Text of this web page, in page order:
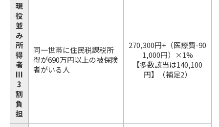
現
役
並
み
所
得
者
III
3
割
負
担
同一世帯に住民税課税所
得が690万円以上の被保険
者がいる人
270,300円+（医療費-90
1,000円）×1%
【多数該当は140,100
円】（補足2）